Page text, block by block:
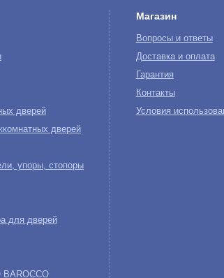
дверей
дверей
упоры, стопоры
для дверей
BAROCCO
Магазин
Вопросы и ответы
Доставка и оплата
Гарантия
Контакты
Условия